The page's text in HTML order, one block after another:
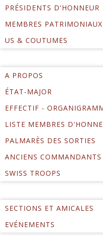
PRÉSIDENTS D'HONNEUR
MEMBRES PATRIMONIAUX
US & COUTUMES
A PROPOS
ÉTAT-MAJOR
EFFECTIF -
LISTE MEMBRES
PALMARÈS DES SORTIES
ANCIENS COMMANDANTS
SWISS TROOPS
SECTIONS ET AMICALES
EVÉNEMENTS